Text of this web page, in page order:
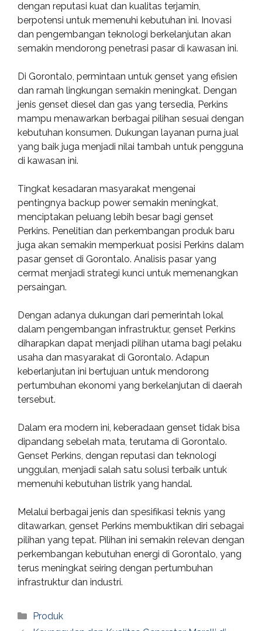
dengan reputasi kuat dan kualitas terjamin,
berpotensi untuk memenuhi kebutuhan ini. Inovasi
dan pengembangan teknologi berkelanjutan akan
semakin mendorong penetrasi pasar di kawasan ini.
Di Gorontalo, permintaan untuk genset yang efisien
dan ramah lingkungan semakin meningkat. Dengan
jenis genset diesel dan gas yang tersedia, Perkins
mampu menawarkan berbagai pilihan sesuai dengan
kebutuhan konsumen. Dukungan layanan purna jual
yang baik juga menjadi nilai tambah untuk pengguna
di kawasan ini.
Tingkat kesadaran masyarakat mengenai
pentingnya backup power semakin meningkat,
menciptakan peluang lebih besar bagi genset
Perkins. Penelitian dan perkembangan produk baru
juga akan semakin memperkuat posisi Perkins dalam
pasar genset di Gorontalo. Analisis pasar yang
cermat menjadi strategi kunci untuk memenangkan
persaingan.
Dengan adanya dukungan dari pemerintah lokal
dalam pengembangan infrastruktur, genset Perkins
diharapkan dapat menjadi pilihan utama bagi pelaku
usaha dan masyarakat di Gorontalo. Adapun
keberlanjutan ini bertujuan untuk mendorong
pertumbuhan ekonomi yang berkelanjutan di daerah
tersebut.
Dalam era modern ini, keberadaan genset tidak bisa
dipandang sebelah mata, terutama di Gorontalo.
Genset Perkins, dengan reputasi dan teknologi
unggulan, menjadi salah satu solusi terbaik untuk
memenuhi kebutuhan listrik yang handal.
Melalui berbagai jenis dan spesifikasi teknis yang
ditawarkan, genset Perkins membuktikan diri sebagai
pilihan yang tepat. Pilihan ini semakin relevan dengan
perkembangan kebutuhan energi di Gorontalo, yang
terus meningkat seiring dengan pertumbuhan
infrastruktur dan industri.
Categories
Produk